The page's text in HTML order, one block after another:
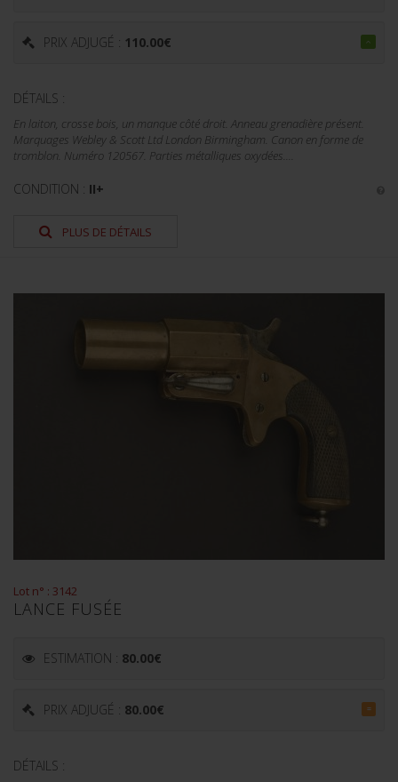
PRIX ADJUGÉ : 110.00€
DÉTAILS :
En laiton, crosse bois, un manque côté droit. Anneau grenadière présent.
Marquages Webley & Scott Ltd London Birmingham. Canon en forme de
tromblon. Numéro 120567. Parties métalliques oxydées....
CONDITION : II+
PLUS DE DÉTAILS
Lot n° : 3142
LANCE FUSÉE
ESTIMATION : 80.00€
PRIX ADJUGÉ : 80.00€ =
DÉTAILS :